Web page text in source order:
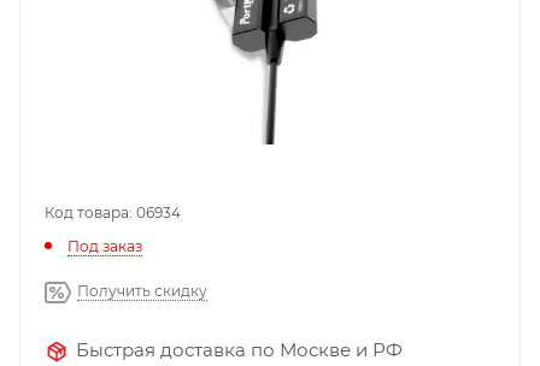
Код товара: 06934
Под заказ
Получить скидку
Быстрая доставка по Москве и РФ